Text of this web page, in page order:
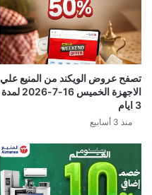
تصفح عروض الويكند من المنيع علي
الاجهزة الخميس 16-7-2026 لمدة
3 ايام
منذ 3 أسابيع